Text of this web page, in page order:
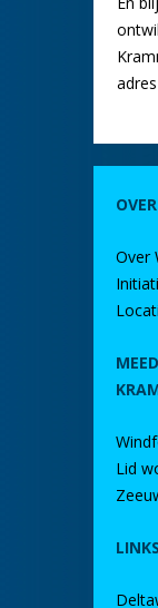
Over
Lid
LINKS